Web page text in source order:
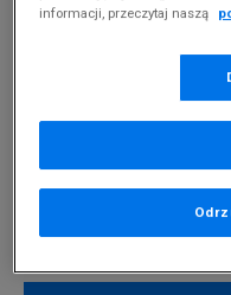
informacji, przeczytaj naszą